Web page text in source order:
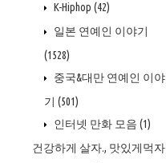
K-Hiphop (42)
일본 연예인 이야기
(1528)
중국&대만 연예인 이야
기 (501)
인터넷 만화 모음 (1)
건강하게 살자., 맛있게먹자